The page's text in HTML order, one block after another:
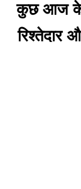
कुछ आज के
रिश्तेदार